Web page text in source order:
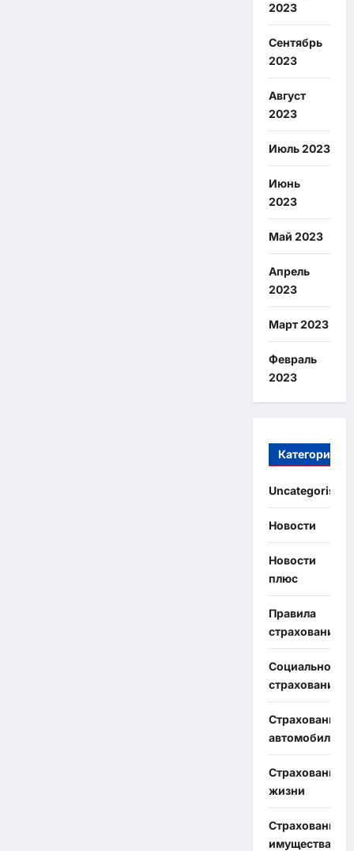
2023
Сентябрь
2023
Август
2023
Июль 2023
Июнь
2023
Май 2023
Апрель
2023
Март 2023
Февраль
2023
Категории
Uncategorised
Новости
Новости
плюс
Правила
страхования
Социальное
страхование
Страхование
автомобиля
Страхование
жизни
Страхование
имущества